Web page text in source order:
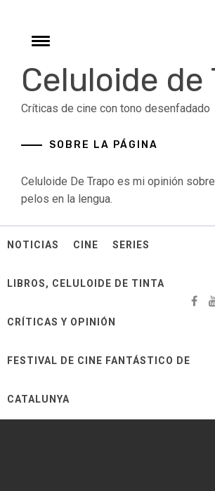
contentToggle
Celuloide de
Críticas de cine con tono desenfadado
SOBRE LA PÁGINA
Celuloide De Trapo es mi opinión
pelos en la lengua.
NOTICIAS CINE SERIES
LIBROS, CELULOIDE DE TINTA
CRÍTICAS Y OPINIÓN
FESTIVAL DE CINE FANTÁSTICO DE
CATALUNYA